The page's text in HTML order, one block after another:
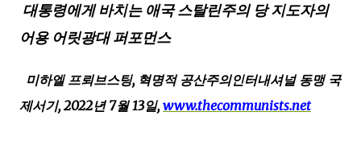
대통령에게 바치는 애국 스탈린주의 당 지도자의
어용 어릿광대 퍼포먼스
미하엘 프뢰브스팅, 혁명적 공산주의인터내셔널 동맹 국
제서기, 2022년 7월13일, www.thecommunists.net